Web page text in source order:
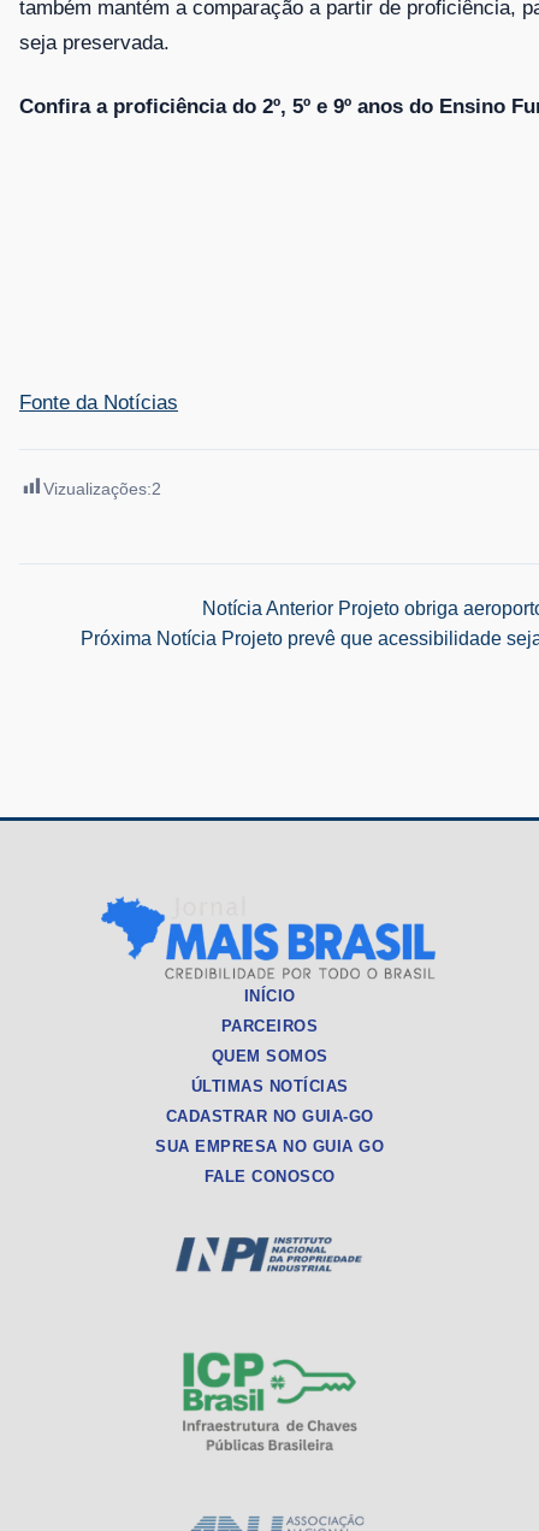
também mantém a comparação a partir de proficiência,
seja preservada.
Confira a proficiência do 2º, 5º e 9º anos do Ensino
Fonte da Notícias
Vizualizações:2
Notícia Anterior Projeto obriga
Próxima Notícia Projeto prevê que acessibilidade
INÍCIO
PARCEIROS
QUEM SOMOS
ÚLTIMAS NOTÍCIAS
CADASTRAR NO GUIA-GO
SUA EMPRESA NO GUIA GO
FALE CONOSCO